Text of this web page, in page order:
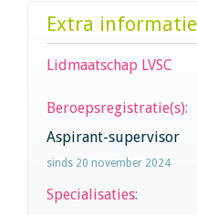
Extra informatie
Lidmaatschap LVSC
Beroepsregistratie(s):
Aspirant-supervisor
sinds 20 november 2024
Specialisaties: